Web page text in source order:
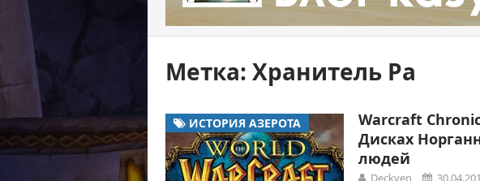
Метка: Хранитель Ра
ИСТОРИЯ АЗЕРОТА
Warcraft
Дисках
людей
Deckven